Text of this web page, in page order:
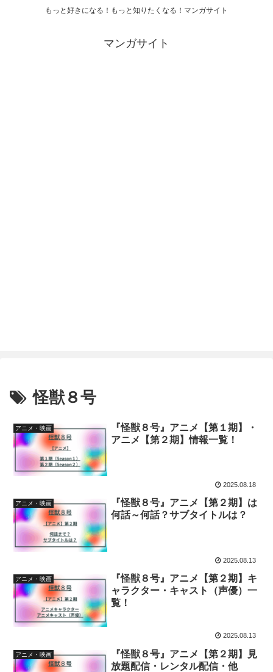
もっと好きになる！もっと知りたくなる！マンガサイト
マンガサイト
怪獣８号
アニメ・映画
『怪獣８号』アニメ【第１期】・
アニメ【第２期】情報一覧！
2025.08.18
アニメ・映画
『怪獣８号』アニメ【第２期】は
何話～何話？サブタイトルは？
2025.08.13
アニメ・映画
『怪獣８号』アニメ【第２期】キ
ャラクター・キャスト（声優）一
覧！
2025.08.13
アニメ・映画
『怪獣８号』アニメ【第２期】見
放題配信・レンタル配信・他